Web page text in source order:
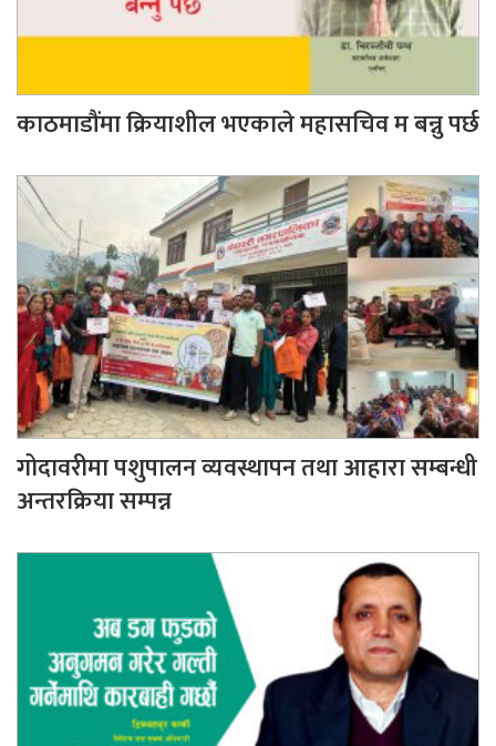
काठमाडौंमा क्रियाशील भएकाले महासचिव म बन्नु पर्छ
गोदावरीमा पशुपालन व्यवस्थापन तथा आहारा सम्बन्धी
अन्तरक्रिया सम्पन्न